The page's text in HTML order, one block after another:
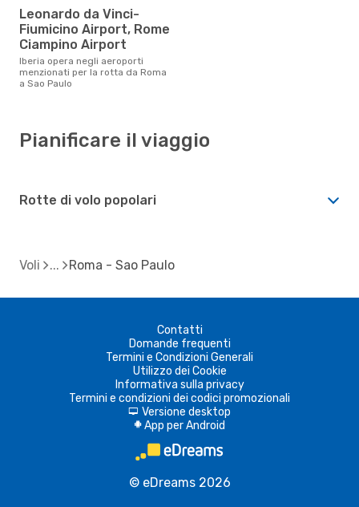
Leonardo da Vinci-
Fiumicino Airport, Rome
Ciampino Airport
Iberia opera negli aeroporti
menzionati per la rotta da Roma
a Sao Paulo
Pianificare il viaggio
Rotte di volo popolari
Voli Roma - Sao Paulo
Contatti
Domande frequenti
Termini e Condizioni Generali
Utilizzo dei Cookie
Informativa sulla privacy
Termini e condizioni dei codici promozionali
d Versione desktop
A App per Android
© eDreams 2026